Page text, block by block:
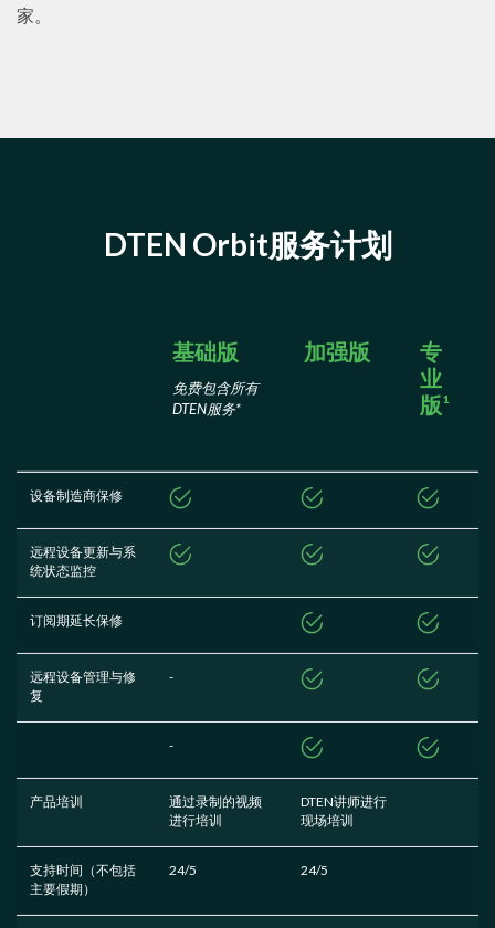
家。
DTEN Orbit服务计划
基础版
免费包含所有
DTEN服务*
加强版
专
业
版¹
设备制造商保修
远程设备更新与系
统状态监控
订阅期延长保修
远程设备管理与修
复
-
-
产品培训
通过录制的视频
进行培训
DTEN讲师进行
现场培训
支持时间（不包括
主要假期）
24/5 24/5